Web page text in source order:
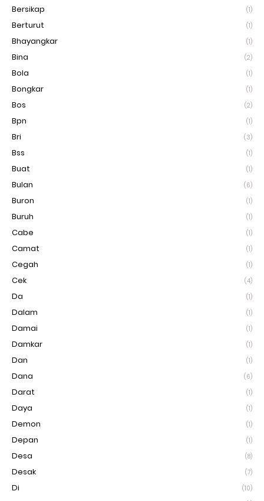
Bersikap (1)
Berturut (1)
Bhayangkar (1)
Bina (2)
Bola (1)
Bongkar (1)
Bos (2)
Bpn (1)
Bri (3)
Bss (1)
Buat (1)
Bulan (6)
Buron (1)
Buruh (1)
Cabe (1)
Camat (1)
Cegah (1)
Cek (4)
Da (1)
Dalam (1)
Damai (1)
Damkar (1)
Dan (1)
Dana (6)
Darat (1)
Daya (1)
Demon (1)
Depan (1)
Desa (8)
Desak (7)
Di (10)